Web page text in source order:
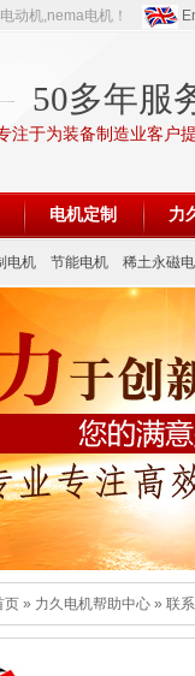
动机,nema电机！
50多年服
注于为装备制造业客户
电机定制 力
电机 节能电机 稀土永磁
页 » 力久电机帮助中心 » 联